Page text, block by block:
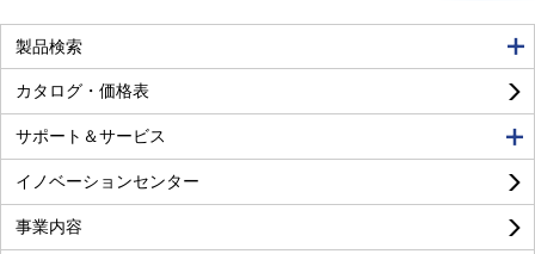
製品検索
カタログ・価格表
サポート＆サービス
イノベーションセンター
事業内容